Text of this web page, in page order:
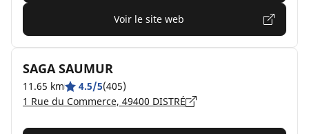
Voir le site web
SAGA SAUMUR
11.65 km 4.5/5(405)
1 Rue du Commerce, 49400 DISTRÉ